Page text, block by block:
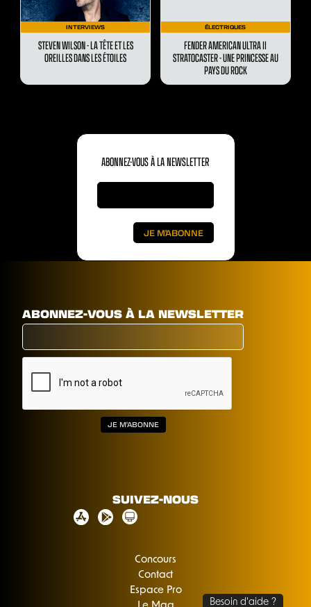
INTERVIEWS
STEVEN WILSON - LA TÊTE ET LES
OREILLES DANS LES ÉTOILES
ÉLECTRIQUES
FENDER AMERICAN ULTRA II
STRATOCASTER - UNE PRINCESSE AU
PAYS DU ROCK
ABONNEZ-VOUS À LA NEWSLETTER
ABONNEZ-VOUS À LA NEWSLETTER
SUIVEZ-NOUS
Concours
Contact
Espace Pro